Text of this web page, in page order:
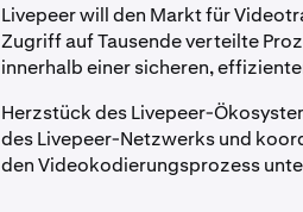
Livepeer will den Markt für
Zugriff auf Tausende verteilte
innerhalb einer sicheren,
Herzstück des Livepeer-
des Livepeer-Netzwerks und
den Videokodierungsprozess